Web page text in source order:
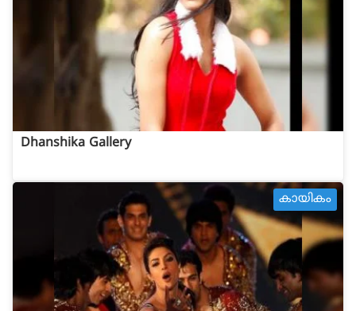
Dhanshika Gallery
കായികം